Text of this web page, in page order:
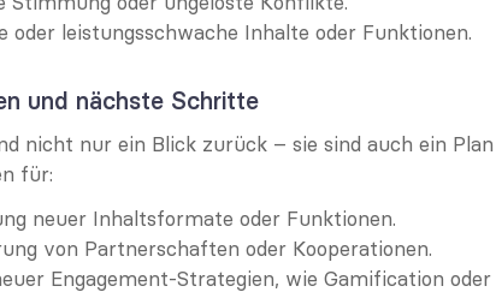
oder leistungsschwache Inhalte oder Funktionen.
und nächste Schritte
nicht nur ein Blick zurück – sie sind auch ein
für:
neuer Inhaltsformate oder Funktionen.
von Partnerschaften oder Kooperationen.
Engagement-Strategien, wie Gamification